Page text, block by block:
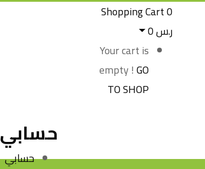
0
Shopping Cart
ر.س0
Your cart is
empty !GO
TO SHOP
حسابي
حسابي